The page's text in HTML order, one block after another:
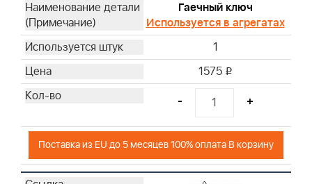
Гаечный ключ
Используется в агрегатах
1
1575 i
- +
Поставка из EU до 5 месяцев 100% оплата В корзину